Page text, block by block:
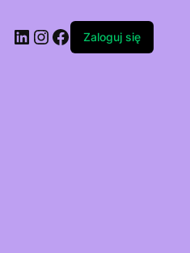
LinkedIn
Instagram
Facebook
Zaloguj się